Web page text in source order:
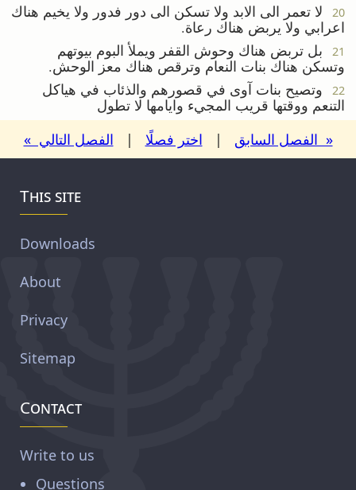
20
لا تعمر الى الابد ولا تسكن الى دور فدور ولا يخيم هناك
اعرابي ولا يربض هناك رعاة.
21
بل تربض هناك وحوش القفر ويملأ البوم بيوتهم
وتسكن هناك بنات النعام وترقص هناك معز الوحش.
22
وتصيح بنات آوى في قصورهم والذئاب في هياكل
التنعم ووقتها قريب المجيء وايامها لا تطول
« الفصل السابق | اختر فصلًا | الفصل التالي »
This site
Downloads
About
Privacy
Sitemap
Contact
Write to us
Questions